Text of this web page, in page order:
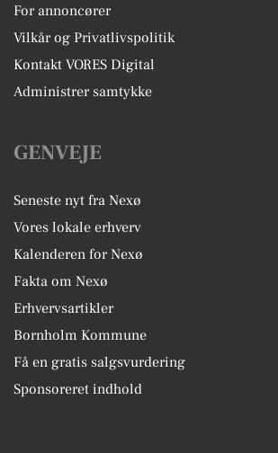
For annoncører
Vilkår og Privatlivspolitik
Kontakt VORES Digital
Administrer samtykke
GENVEJE
Seneste nyt fra Nexø
Vores lokale erhverv
Kalenderen for Nexø
Fakta om Nexø
Erhvervsartikler
Bornholm Kommune
Få en gratis salgsvurdering
Sponsoreret indhold